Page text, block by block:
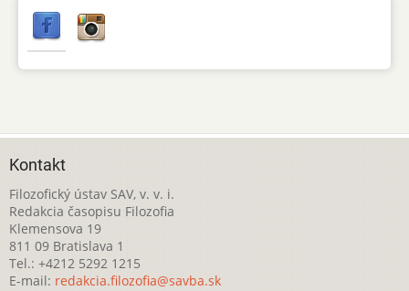
Kontakt
Filozofický ústav SAV, v. v. i.
Redakcia časopisu Filozofia
Klemensova 19
811 09 Bratislava 1
Tel.: +4212 5292 1215
E-mail: redakcia.filozofia@savba.sk